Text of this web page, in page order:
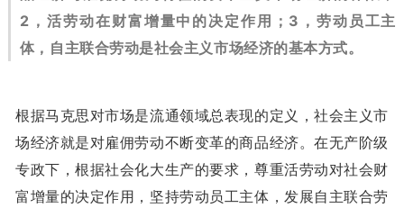
2，活劳动在财富增量中的决定作用；3，劳动员工主
体，自主联合劳动是社会主义市场经济的基本方式。
根据马克思对市场是流通领域总表现的定义，社会主义市
场经济就是对雇佣劳动不断变革的商品经济。在无产阶级
专政下，根据社会化大生产的要求，尊重活劳动对社会财
富增量的决定作用，坚持劳动员工主体，发展自主联合劳